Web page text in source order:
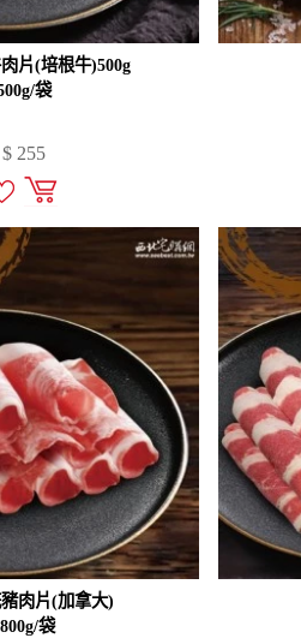
片(培根牛)500g
袋
$ 255
肉片(加拿大)
袋